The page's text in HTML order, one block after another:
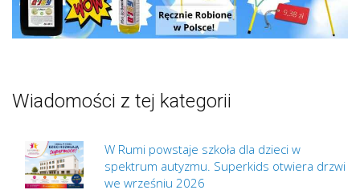
Wiadomości z tej kategorii
W Rumi powstaje szkoła dla dzieci w
spektrum autyzmu. Superkids otwiera drzwi
we wrześniu 2026